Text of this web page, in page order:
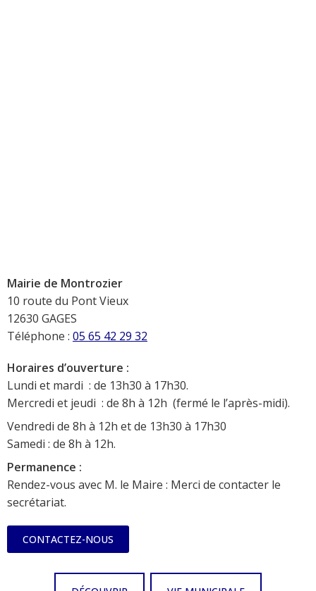
Mairie de Montrozier
10 route du Pont Vieux
12630 GAGES
Téléphone : 05 65 42 29 32
Horaires d’ouverture :
Lundi et mardi : de 13h30 à 17h30.
Mercredi et jeudi : de 8h à 12h (fermé le l’après-midi).
Vendredi de 8h à 12h et de 13h30 à 17h30
Samedi : de 8h à 12h.
Permanence :
Rendez-vous avec M. le Maire : Merci de contacter le
secrétariat.
CONTACTEZ-NOUS